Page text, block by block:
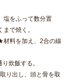
塩をふって数分置
で焼く。
料を加え、2合の線
炊飯する。
り出し、頭と骨を取